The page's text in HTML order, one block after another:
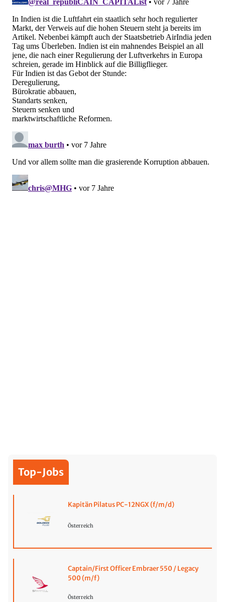
Top-Jobs
Kapitän Pilatus PC-12NGX (f/m/d)
Österreich
Captain/First Officer Embraer 550 / Legacy
500 (m/f)
Österreich